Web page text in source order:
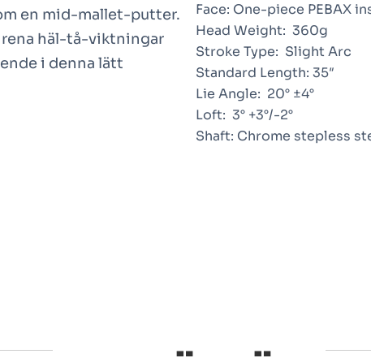
en mid-mallet-putter.
häl-tå-viktningar
i denna lätt
Face: One-piece PEBAX
Head Weight: 360g
Stroke Type: Slight Arc
Standard Length: 35″
Lie Angle: 20° ±4°
Loft: 3° +3°/-2°
Shaft: Chrome stepless